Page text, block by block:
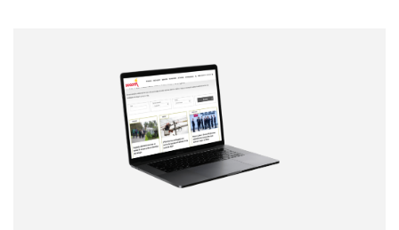
Correo electrónico
Tipo de comentario